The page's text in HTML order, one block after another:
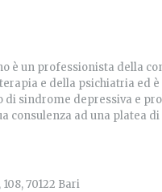
è un professionista della
e della psichiatria ed
sindrome depressiva e
consulenza ad una platea
70122 Bari